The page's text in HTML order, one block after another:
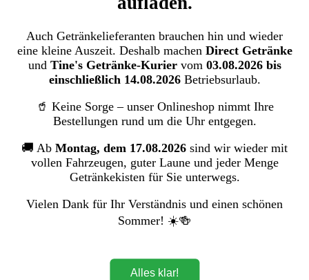
Sekt & Wein
Zur Kategorie Sekt & Wein
Sekt
Wein
Snack & Haushalt
Zur Kategorie Snack & Haushalt
Süßwaren
Gebäck und Snacks
Auch Getränkelieferanten brauchen hin und wieder
eine kleine Auszeit. Deshalb machen Direct Getränke
und Tine's Getränke-Kuriervom 03.08.2026 bis
einschließlich 14.08.2026Betriebsurlaub.
🥤 Keine Sorge – unser Onlineshop nimmt Ihre
Bestellungen rund um die Uhr entgegen.
🚚 Ab Montag, dem 17.08.2026 sind wir wieder mit
vollen Fahrzeugen, guter Laune und jeder Menge
Getränkekisten für Sie unterwegs.
Vielen Dank für Ihr Verständnis und einen schönen
Sommer! ☀️🍻
Alles klar!